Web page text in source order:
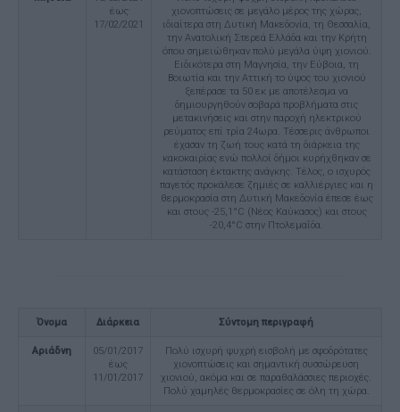
έως
17/02/2021
χιονοπτώσεις σε μεγάλο μέρος της χώρας,
ιδιαίτερα στη Δυτική Μακεδονία, τη Θεσσαλία,
την Ανατολική Στερεά Ελλάδα και την Κρήτη
όπου σημειώθηκαν πολύ μεγάλα ύψη χιονιού.
Ειδικότερα στη Μαγνησία, την Εύβοια, τη
Βοιωτία και την Αττική το ύψος του χιονιού
ξεπέρασε τα 50 εκ με αποτέλεσμα να
δημιουργηθούν σοβαρά προβλήματα στις
μετακινήσεις και στην παροχή ηλεκτρικού
ρεύματος επί τρία 24ωρα. Τέσσερις άνθρωποι
έχασαν τη ζωή τους κατά τη διάρκεια της
κακοκαιρίας ενώ πολλοί δήμοι κυρήχθηκαν σε
κατάσταση έκτακτης ανάγκης. Τέλος, ο ισχυρός
παγετός προκάλεσε ζημιές σε καλλιέργιες και η
θερμοκρασία στη Δυτική Μακεδονία έπεσε έως
και στους -25,1°C (Νέος Καύκασος) και στους
-20,4°C στην Πτολεμαΐδα.
Όνομα Διάρκεια Σύντομη περιγραφή
Αριάδνη
05/01/2017
έως
11/01/2017
Πολύ ισχυρή ψυχρή εισβολή με σφοδρότατες
χιονοπτώσεις και σημαντική συσσώρευση
χιονιού, ακόμα και σε παραθαλάσσιες περιοχές.
Πολύ χαμηλές θερμοκρασίες σε όλη τη χώρα.